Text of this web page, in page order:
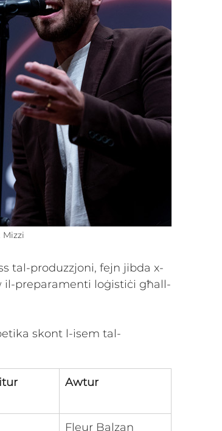
tal-produzzjoni, fejn jibda x-
preparamenti loġistiċi għall-
skont l-isem tal-
Awtur
Fleur Balzan